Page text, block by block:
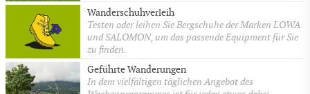
Wanderschuhverleih
Testen oder leihen Sie Bergschuhe der Marken LOWA
und SALOMON, um das passende Equipment für Sie
zu finden.
Geführte Wanderungen
In dem vielfältigen täglichen Angebot des